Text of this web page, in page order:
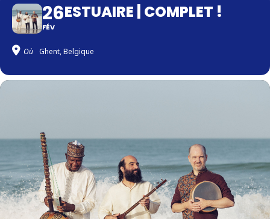
26
FÉV
ESTUAIRE | COMPLET !
Où Ghent, Belgique